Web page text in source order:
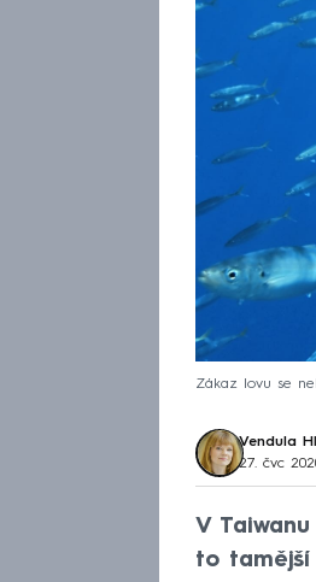
Zákaz lovu se
Vendula
27. čvc
V
to tamější